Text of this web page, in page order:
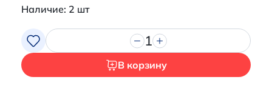
Наличие: 2 шт
1
В корзину